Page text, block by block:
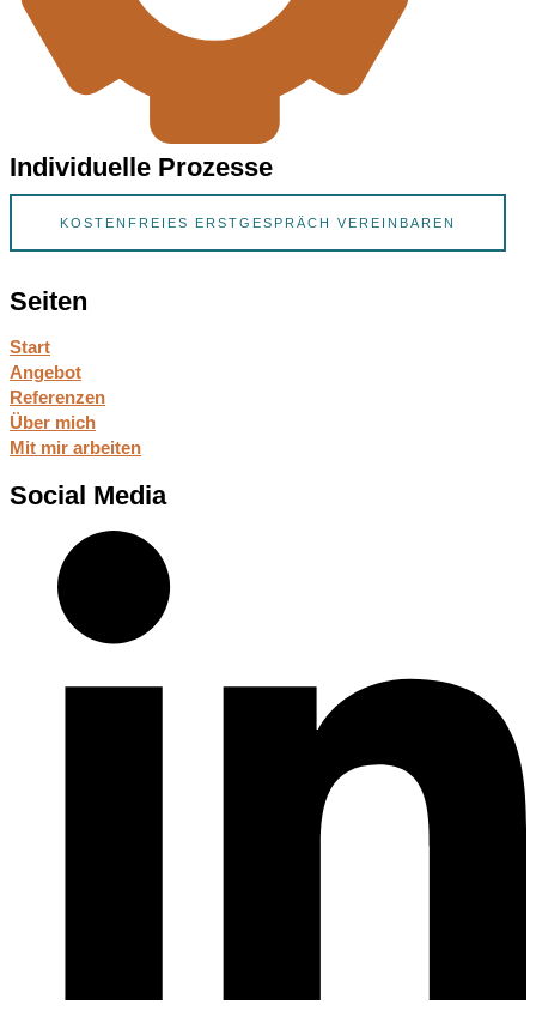
Individuelle Prozesse
KOSTENFREIES ERSTGESPRÄCH VEREINBAREN
Seiten
Start
Angebot
Referenzen
Über mich
Mit mir arbeiten
Social Media